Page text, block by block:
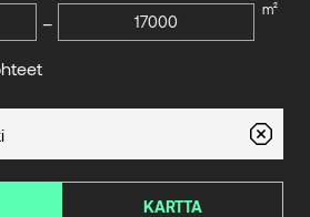
–
m²
KARTTA